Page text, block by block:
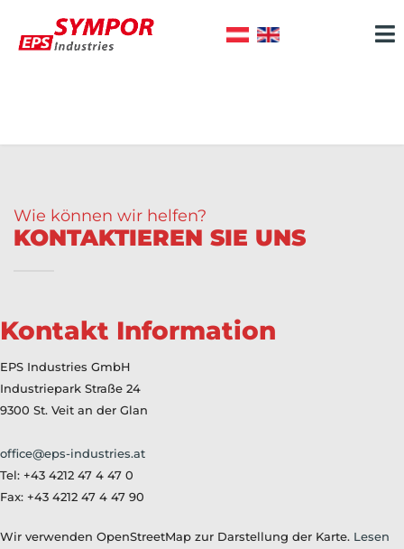
Wie können wir helfen?
KONTAKTIEREN SIE UNS
Kontakt Information
EPS Industries GmbH
Industriepark Straße 24
9300 St. Veit an der Glan
office@eps-industries.at
Tel: +43 4212 47 4 47 0
Fax: +43 4212 47 4 47 90
Wir verwenden OpenStreetMap zur Darstellung der Karte. Lesen